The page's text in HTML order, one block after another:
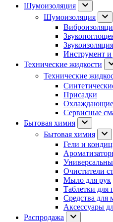
Шумоизоляция
Шумоизоляция
Звукоизоляция
Инструмент и
Технические жидкости
Технические
Присадки
Сервисные
Бытовая химия
Бытовая химия
Гели и
Очистители
Мыло для рук
Таблетки
Средства для
Аксессуары
Распродажа